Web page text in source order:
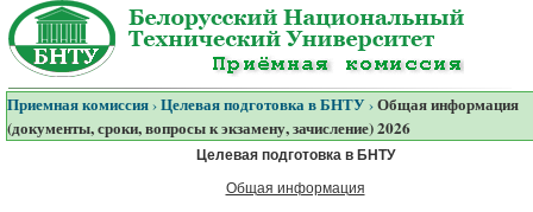
Приемная комиссия›Целевая подготовка в БНТУ›Общая информация
(документы, сроки, вопросы к экзамену, зачисление) 2026
Целевая подготовка в БНТУ
Общая информация